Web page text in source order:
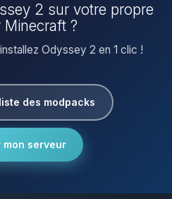
2 sur votre propre
Minecraft ?
Odyssey 2 en 1 clic !
des modpacks
mon serveur